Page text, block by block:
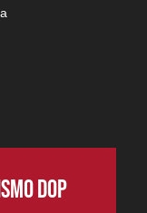
DOP